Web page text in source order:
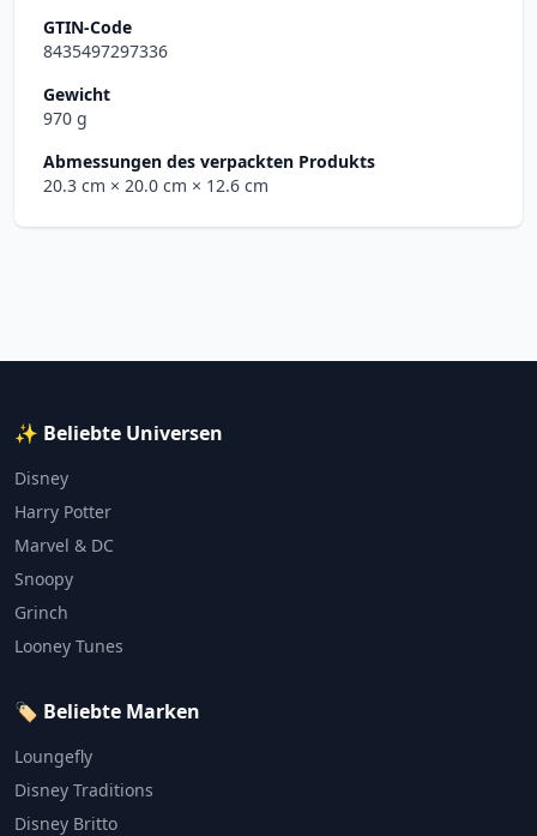
GTIN-Code
8435497297336
Gewicht
970 g
Abmessungen des verpackten Produkts
20.3 cm × 20.0 cm × 12.6 cm
✨ Beliebte Universen
Disney
Harry Potter
Marvel & DC
Snoopy
Grinch
Looney Tunes
🏷️ Beliebte Marken
Loungefly
Disney Traditions
Disney Britto